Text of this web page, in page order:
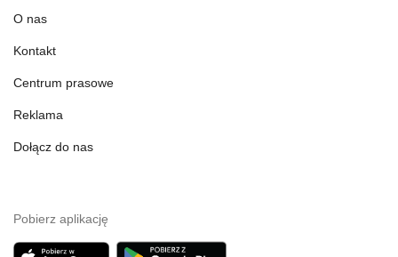
O nas
Kontakt
Centrum prasowe
Reklama
Dołącz do nas
Pobierz aplikację